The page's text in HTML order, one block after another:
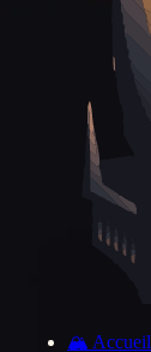
🏔️ Accueil